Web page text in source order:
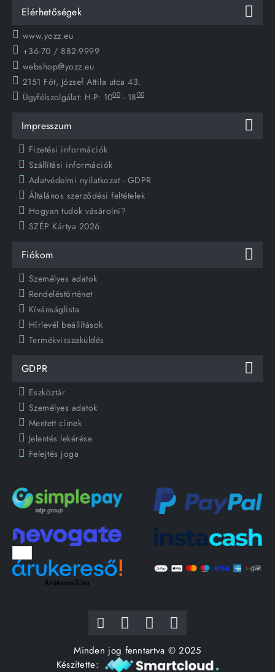
Elérhetőségek
www.yozz.eu
+36-70 / 882-9999
webshop@yozz.eu
2151 Fót, József Attila utca 43.
Ügyfélszolgálat: H-P: 1000 - 1800
Impresszum
Fizetési információk
Szállítási információk
Adatvédelmi nyilatkozat - GDPR
Általános szerződési feltételek
Hogyan tudok vásárolni?
SZÉP Kártya 2026
Fiókom
Személyes adatok
Rendeléstörténet
Kívánságlista
Hírlevél beállítások
Termékvisszaküldés
GDPR
Eszköztár
Személyes adatok
Mentett címek
Jelentés lekérése
Felejtés joga
Árukereső.hu
Minden jog fenntartva © 2025
Készítette: